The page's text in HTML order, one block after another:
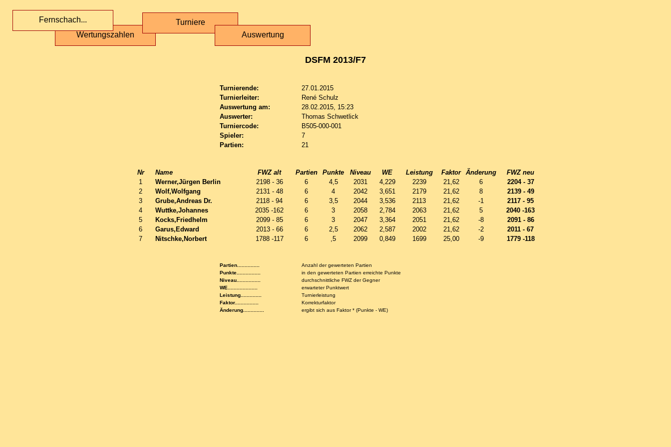
Wertungszahlen
Fernschach...
Turniere
Auswertung
DSFM 2013/F7
Turnierende:
27.01.2015
Turnierleiter:
René Schulz
Auswertung am:
28.02.2015, 15:23
Auswerter:
Thomas Schwetlick
Turniercode:
B505-000-001
Spieler:
7
Partien:
21
Nr Name FWZ alt Partien Punkte Niveau WE Leistung Faktor Änderung
FWZ neu
1
Werner,Jürgen Berlin 2198 - 36 6 4,5 2031 4,229 2239 21,62 6
2204 - 37
2
Wolf,Wolfgang 2131 - 48 6 4 2042 3,651 2179 21,62 8
2139 - 49
3
Grube,Andreas Dr. 2118 - 94 6 3,5 2044 3,536 2113 21,62 -1
2117 - 95
4
Wuttke,Johannes 2035 -162 6 3 2058 2,784 2063 21,62 5
2040 -163
5
Kocks,Friedhelm 2099 - 85 6 3 2047 3,364 2051 21,62 -8
2091 - 86
6
Garus,Edward 2013 - 66 6 2,5 2062 2,587 2002 21,62 -2
2011 - 67
7
Nitschke,Norbert 1788 -117 6 ,5 2099 0,849 1699 25,00 -9 1779 -118
Partien...............
Anzahl der gewerteten Partien
Punkte................
in den gewerteten Partien erreichte Punkte
Niveau................
durchschnittliche FWZ der Gegner
WE....................
erwarteter Punktwert
Leistung..............
Turnierleistung
Faktor................
Korrekturfaktor
Änderung..............
ergibt sich aus Faktor * (Punkte - WE)